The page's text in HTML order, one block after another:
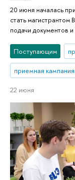
20 июня началась
стать
подачи документов
Поступающим
приемная
22 июня